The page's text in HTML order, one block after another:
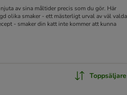
av sina måltider precis som du gör. Här
olika smaker - ett mästerligt urval av väl valda
- smaker din katt inte kommer att kunna
Toppsäljare